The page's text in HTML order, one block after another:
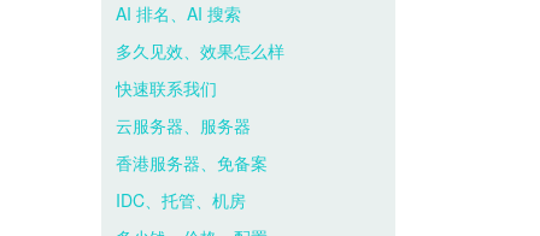
你的网络营销为何出了问题 病根在思想上
尚兰德霸屏技术服务 营销型网站建设服务商
霸屏是什么意思，百度霸屏推广的方法与...
尚兰德带你揭开 “霸占屏幕” 的神秘面纱